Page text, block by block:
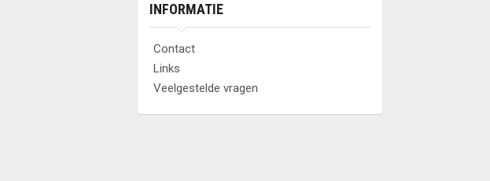
INFORMATIE
Contact
Links
Veelgestelde vragen